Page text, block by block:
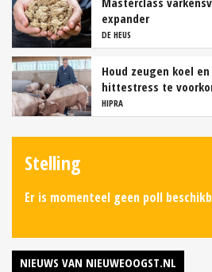
expander
DE HEUS
Houd zeugen koel
hittestress te
HIPRA
Stelling
Er is momenteel geen poll
NIEUWS VAN NIEUWEOOGST.NL